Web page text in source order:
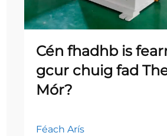
Cén fhadhb is
gcur chuig fad
Mór?
Féach Arís